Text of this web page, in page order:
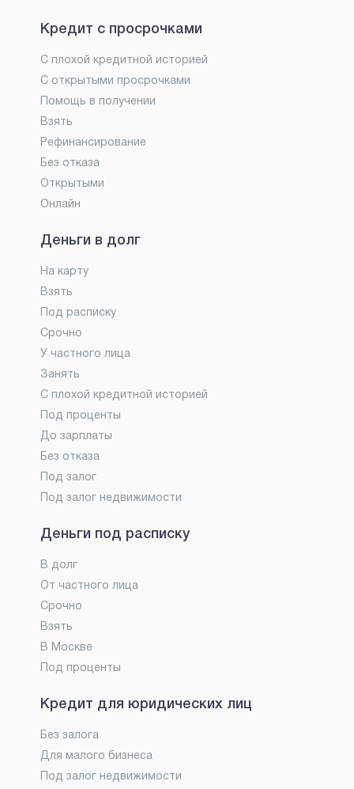
Кредит с просрочками
С плохой кредитной историей
С открытыми просрочками
Помощь в получении
Взять
Рефинансирование
Без отказа
Открытыми
Онлайн
Деньги в долг
На карту
Взять
Под расписку
Срочно
У частного лица
Занять
С плохой кредитной историей
Под проценты
До зарплаты
Без отказа
Под залог
Под залог недвижимости
Деньги под расписку
В долг
От частного лица
Срочно
Взять
В Москве
Под проценты
Кредит для юридических лиц
Без залога
Для малого бизнеса
Под залог недвижимости